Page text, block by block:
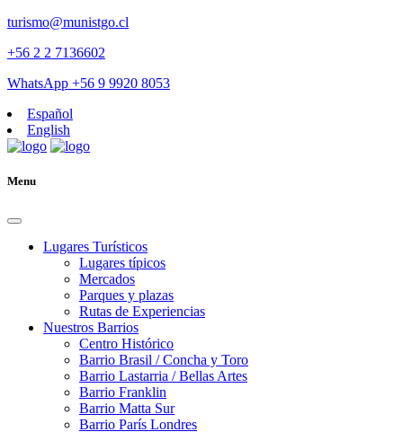
turismo@munistgo.cl
+56 2 2 7136602
WhatsApp +56 9 9920 8053
Español
English
Menu
Lugares Turísticos
Lugares tí­picos
Mercados
Parques y plazas
Rutas de Experiencias
Nuestros Barrios
Centro Histórico
Barrio Brasil / Concha y Toro
Barrio Lastarria / Bellas Artes
Barrio Franklin
Barrio Matta Sur
Barrio Parí­s Londres